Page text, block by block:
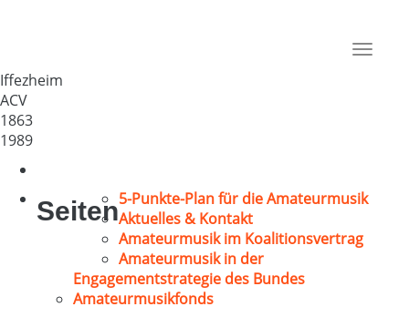
Toggle
Iffezheim
ACV
1863
1989
Seiten5-Punkte-Plan für die Amateurmusik
Aktuelles & Kontakt
Amateurmusik im Koalitionsvertrag
Amateurmusik in der
Engagementstrategie des Bundes
Amateurmusikfonds